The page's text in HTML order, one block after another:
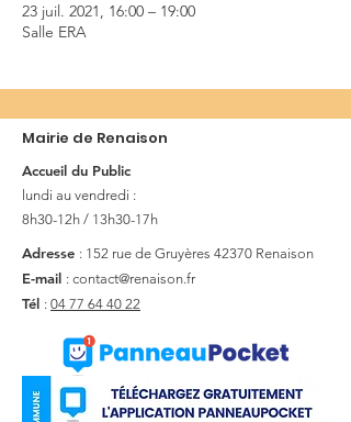
23 juil. 2021, 16:00 – 19:00
Salle ERA
Mairie de Renaison
Accueil du Public
lundi au vendredi :
8h30-12h / 13h30-17h
Adresse : 152 rue de Gruyères 42370 Renaison
E-mail : contact@renaison.fr
Tél : 04 77 64 40 22